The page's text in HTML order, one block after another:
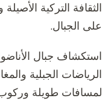
الثقافة التركية
على الجبال.
استكشاف جبال
الرياضات الجبلية
لمسافات طويلة وركوب